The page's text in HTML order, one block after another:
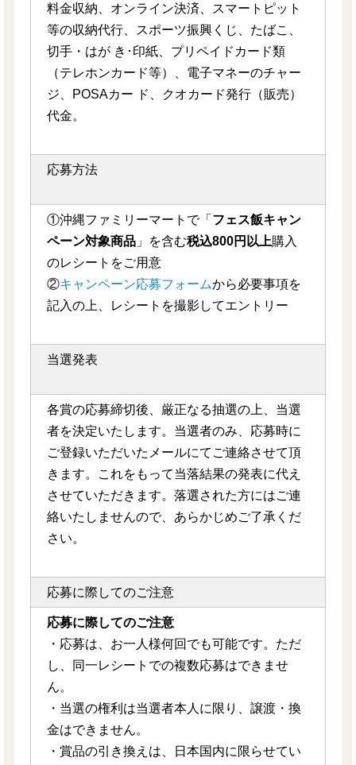
料金収納、オンライン決済、スマートピット
等の収納代行、スポーツ振興くじ、たばこ、
切手・はが き･印紙、プリペイドカード類
（テレホンカード等）、電子マネーのチャー
ジ、POSAカー ド、クオカード発行（販売）
代金。
応募方法
①沖縄ファミリーマートで「 フェス飯キャン
ペーン対象商品 」を含む税込800円以上購入
のレシートをご用意
②キャンペーン応募フォームから必要事項を
記入の上、レシートを撮影してエントリー
当選発表
各賞の応募締切後、厳正なる抽選の上、当選
者を決定いたします。当選者のみ、応募時に
ご登録いただいたメールにてご連絡させて頂
きます。これをもって当落結果の発表に代え
させていただきます。落選された方にはご連
絡いたしませんので、あらかじめご了承くだ
さい。
応募に際してのご注意
応募に際してのご注意
・応募は、お一人様何回でも可能です。ただ
し、同一レシートでの複数応募はできませ
ん。
・当選の権利は当選者本人に限り、譲渡・換
金はできません。
・賞品の引き換えは、日本国内に限らせてい